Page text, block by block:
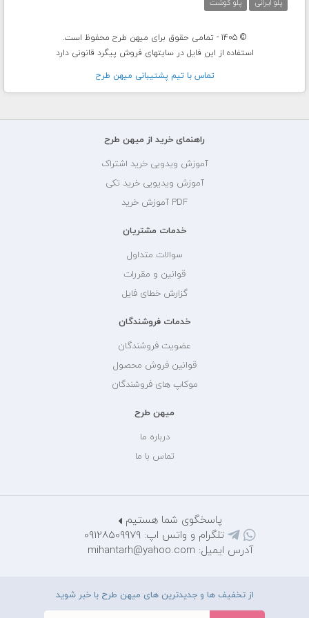
پلو ایرانی
پلو گوشت
© 1405 - تمامی حقوق برای میهن طرح محفوظ است.
استفاده از این فایل در سایتهای فروش پیگرد قانونی دارد
تماس با تيم پشتيبانی ميهن طرح
راهنمای خرید از میهن طرح
آموزش ویدویی خرید اشتراک
آموزش ویدیویی خرید تکی
PDF آموزش خرید
خدمات مشتریان
سوالات متداول
قوانین و مقررات
گزارش خطای فایل
خدمات فروشندگان
عضویت فروشندگان
قوانین فروش محصول
موکاپ های فروشندگان
میهن طرح
درباره ما
تماس با ما
پاسخگوی شما هستیم
تلگرام و واتس اپ: 09128509979
آدرس ایمیل: mihantarh@yahoo.com
از تخفیف ها و جدیدترین های میهن طرح با خبر شوید